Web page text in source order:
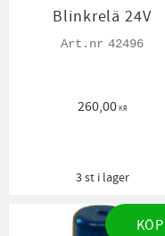
Blinkrelä 24V
42496
260,00KR
3 st i lager
KÖP